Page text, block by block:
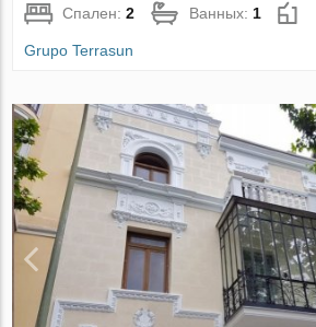
Спален:2 Ванных: 1
Grupo Terrasun